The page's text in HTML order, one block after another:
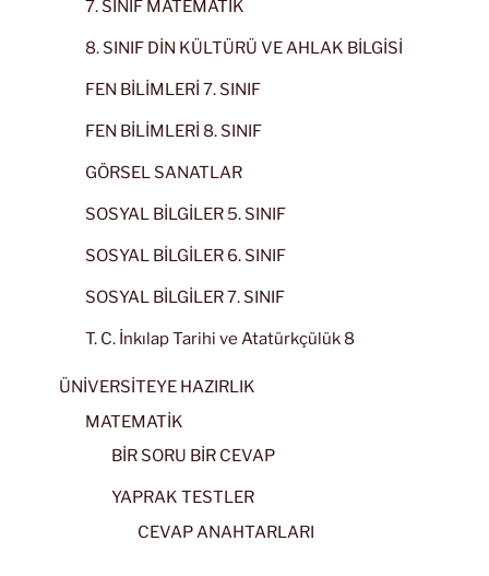
7. SINIF MATEMATİK
8. SINIF DİN KÜLTÜRÜ VE AHLAK BİLGİSİ
FEN BİLİMLERİ 7. SINIF
FEN BİLİMLERİ 8. SINIF
GÖRSEL SANATLAR
SOSYAL BİLGİLER 5. SINIF
SOSYAL BİLGİLER 6. SINIF
SOSYAL BİLGİLER 7. SINIF
T. C. İnkılap Tarihi ve Atatürkçülük 8
ÜNİVERSİTEYE HAZIRLIK
MATEMATİK
BİR SORU BİR CEVAP
YAPRAK TESTLER
CEVAP ANAHTARLARI